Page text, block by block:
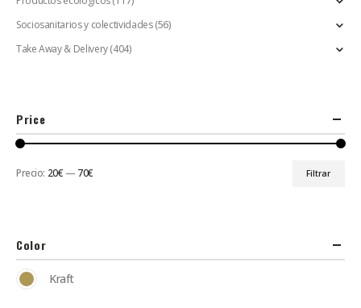
Sociosanitarios y colectividades (56)
Take Away & Delivery(404)
Price
Filtrar
Precio: 20€ — 70€
Color
Kraft